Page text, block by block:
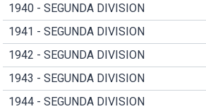
1940 - SEGUNDA DIVISION
1941 - SEGUNDA DIVISION
1942 - SEGUNDA DIVISION
1943 - SEGUNDA DIVISION
1944 - SEGUNDA DIVISION